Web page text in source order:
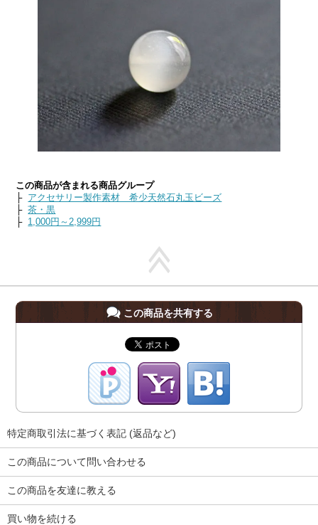
この商品が含まれる商品グループ
├ アクセサリー製作素材 希少天然石丸玉ビーズ
├茶・黒
├ 1,000円～2,999円
この商品を共有する
特定商取引法に基づく表記 (返品など)
この商品について問い合わせる
この商品を友達に教える
買い物を続ける